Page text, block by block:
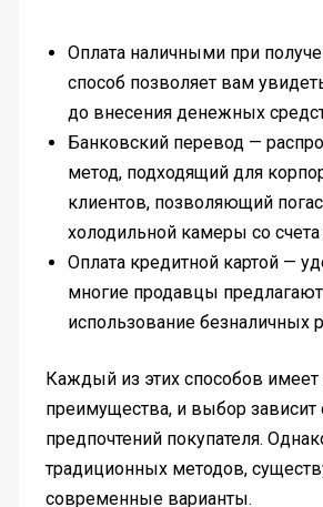
Оплата наличными при
способ позволяет вам
до внесения денежных
Банковский перевод —
метод, подходящий для
клиентов, позволяющий
холодильной камеры со
Оплата кредитной картой —
многие продавцы
использование безналичных
Каждый из этих способов имеет
преимущества, и выбор зависит
предпочтений покупателя.
традиционных методов,
современные варианты.